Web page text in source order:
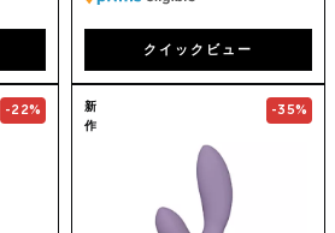
クイックビュー
TOR™ 3page
-22% Go to the
新
作
-35%